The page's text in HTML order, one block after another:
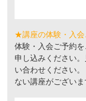
★講座の体験・入会
体験・入会ご予約
申し込みください
い合わせください
ない講座がございま